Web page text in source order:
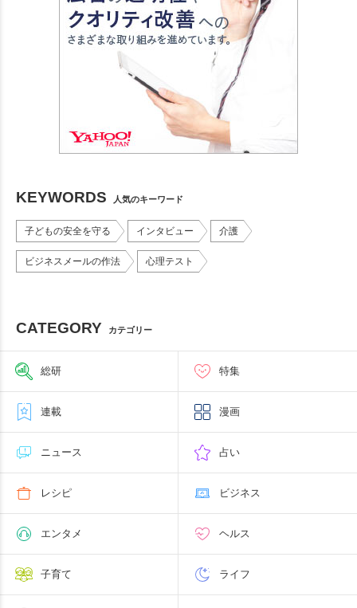
KEYWORDS 人気のキーワード
子どもの安全を守る インタビュー 介護
ビジネスメールの作法 心理テスト
CATEGORY カテゴリー
総研 特集
連載 漫画
ニュース 占い
レシピ ビジネス
エンタメ ヘルス
子育て ライフ